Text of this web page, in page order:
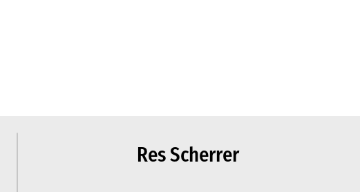
Res Scherrer